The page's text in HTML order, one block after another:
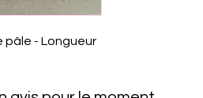
pâle - Longueur